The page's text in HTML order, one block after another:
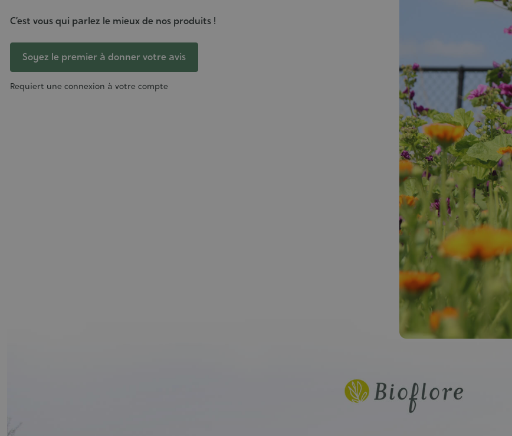
C’est vous qui parlez le mieux de nos produits !
Soyez le premier à donner votre avis
Requiert une connexion à votre compte